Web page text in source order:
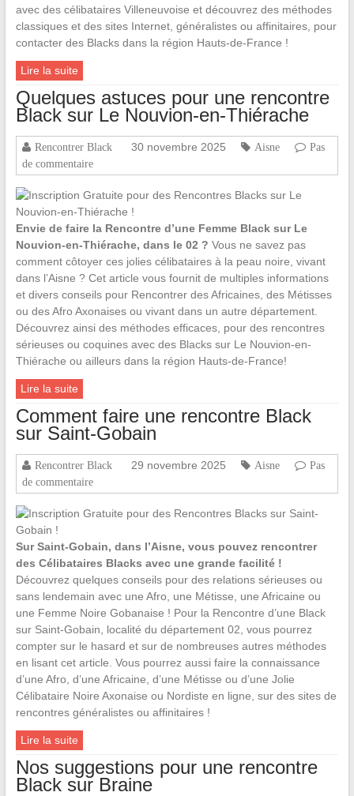
avec des célibataires Villeneuvoise et découvrez des méthodes
classiques et des sites Internet, généralistes ou affinitaires, pour
contacter des Blacks dans la région Hauts-de-France !
Lire la suite
Quelques astuces pour une rencontre
Black sur Le Nouvion-en-Thiérache
Rencontrer Black 30 novembre 2025 Aisne
Pas
de commentaire
Envie de faire la Rencontre d’une Femme Black sur Le
Nouvion-en-Thiérache, dans le 02 ? Vous ne savez pas
comment côtoyer ces jolies célibataires à la peau noire, vivant
dans l’Aisne ? Cet article vous fournit de multiples informations
et divers conseils pour Rencontrer des Africaines, des Métisses
ou des Afro Axonaises ou vivant dans un autre département.
Découvrez ainsi des méthodes efficaces, pour des rencontres
sérieuses ou coquines avec des Blacks sur Le Nouvion-en-
Thiérache ou ailleurs dans la région Hauts-de-France!
Lire la suite
Comment faire une rencontre Black
sur Saint-Gobain
Rencontrer Black 29 novembre 2025 Aisne
Pas
de commentaire
Sur Saint-Gobain, dans l’Aisne, vous pouvez rencontrer
des Célibataires Blacks avec une grande facilité !
Découvrez quelques conseils pour des relations sérieuses ou
sans lendemain avec une Afro, une Métisse, une Africaine ou
une Femme Noire Gobanaise ! Pour la Rencontre d’une Black
sur Saint-Gobain, localité du département 02, vous pourrez
compter sur le hasard et sur de nombreuses autres méthodes
en lisant cet article. Vous pourrez aussi faire la connaissance
d’une Afro, d’une Africaine, d’une Métisse ou d’une Jolie
Célibataire Noire Axonaise ou Nordiste en ligne, sur des sites de
rencontres généralistes ou affinitaires !
Lire la suite
Nos suggestions pour une rencontre
Black sur Braine